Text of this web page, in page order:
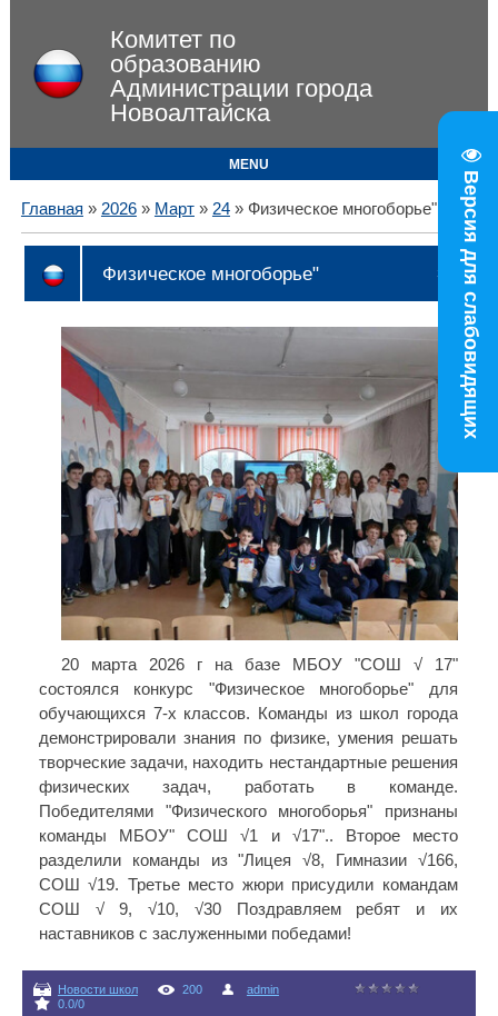
Версия для слабовидящих
Комитет по
образованию
Администрации города
Новоалтайска
MENU
Главная » 2026 » Март » 24» Физическое многоборье"
11:09
Физическое многоборье"
20 марта 2026 г на базе МБОУ "СОШ √ 17"
состоялся конкурс "Физическое многоборье" для
обучающихся 7-х классов. Команды из школ города
демонстрировали знания по физике, умения решать
творческие задачи, находить нестандартные решения
физических задач, работать в команде.
Победителями "Физического многоборья" признаны
команды МБОУ" СОШ √1 и √17".. Второе место
разделили команды из "Лицея √8, Гимназии √166,
СОШ √19. Третье место жюри присудили командам
СОШ √ 9, √10, √30 Поздравляем ребят и их
наставников с заслуженными победами!
Новости школ 200
admin
0.0/0